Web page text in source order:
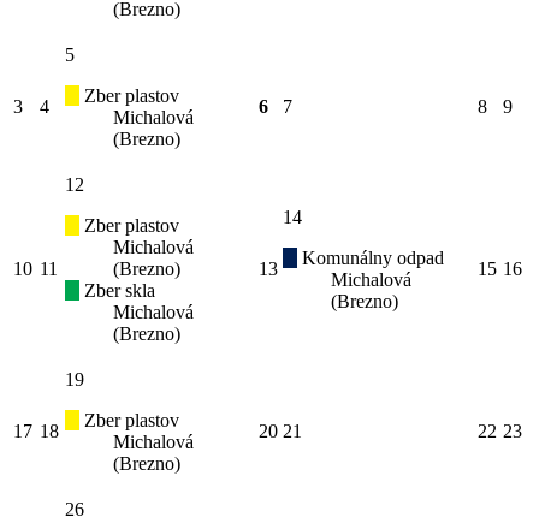
(Brezno)
3 4
5
Zber plastov
Michalová
(Brezno)
6 7 8 9
10 11
12
Zber plastov
Michalová
(Brezno)
Zber skla
Michalová
(Brezno)
13
14
Komunálny odpad
Michalová
(Brezno)
15 16
17 18
19
Zber plastov
Michalová
(Brezno)
20 21 22 23
26